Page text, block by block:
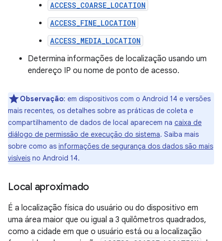
ACCESS_COARSE_LOCATION
ACCESS_FINE_LOCATION
ACCESS_MEDIA_LOCATION
Determina informações de localização usando um
endereço IP ou nome de ponto de acesso.
Observação: em dispositivos com o Android 14 e versões
mais recentes, os detalhes sobre as práticas de coleta e
compartilhamento de dados de local aparecem na caixa de
diálogo de permissão de execução do sistema. Saiba mais
sobre como as informações de segurança dos dados são mais
visíveis no Android 14.
Local aproximado
É a localização física do usuário ou do dispositivo em
uma área maior que ou igual a 3 quilômetros quadrados,
como a cidade em que o usuário está ou a localização